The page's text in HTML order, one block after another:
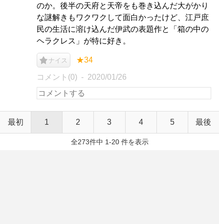
のか。後半の天府と天帝をも巻き込んだ大がかり
な謎解きもワクワクして面白かったけど、江戸庶
民の生活に溶け込んだ伊武の表題作と「箱の中の
ヘラクレス」が特に好き。
ナイス ★34
コメント(0) 2020/01/26
最初 1 2 3 4 5 最後
全273件中 1-20 件を表示